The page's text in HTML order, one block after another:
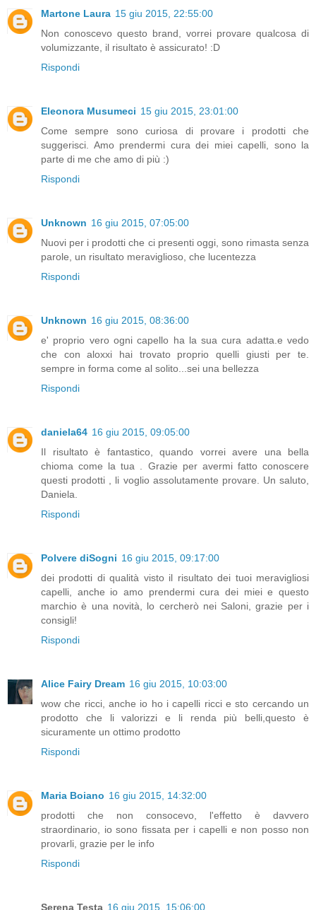
Martone Laura 15 giu 2015, 22:55:00
Non conoscevo questo brand, vorrei provare qualcosa di
volumizzante, il risultato è assicurato! :D
Rispondi
Eleonora Musumeci 15 giu 2015, 23:01:00
Come sempre sono curiosa di provare i prodotti che
suggerisci. Amo prendermi cura dei miei capelli, sono la
parte di me che amo di più :)
Rispondi
Unknown 16 giu 2015, 07:05:00
Nuovi per i prodotti che ci presenti oggi, sono rimasta senza
parole, un risultato meraviglioso, che lucentezza
Rispondi
Unknown 16 giu 2015, 08:36:00
e' proprio vero ogni capello ha la sua cura adatta.e vedo
che con aloxxi hai trovato proprio quelli giusti per te.
sempre in forma come al solito...sei una bellezza
Rispondi
daniela64 16 giu 2015, 09:05:00
Il risultato è fantastico, quando vorrei avere una bella
chioma come la tua . Grazie per avermi fatto conoscere
questi prodotti , li voglio assolutamente provare. Un saluto,
Daniela.
Rispondi
Polvere diSogni 16 giu 2015, 09:17:00
dei prodotti di qualità visto il risultato dei tuoi meravigliosi
capelli, anche io amo prendermi cura dei miei e questo
marchio è una novità, lo cercherò nei Saloni, grazie per i
consigli!
Rispondi
Alice Fairy Dream 16 giu 2015, 10:03:00
wow che ricci, anche io ho i capelli ricci e sto cercando un
prodotto che li valorizzi e li renda più belli,questo è
sicuramente un ottimo prodotto
Rispondi
Maria Boiano 16 giu 2015, 14:32:00
prodotti che non consocevo, l'effetto è davvero
straordinario, io sono fissata per i capelli e non posso non
provarli, grazie per le info
Rispondi
Serena Testa 16 giu 2015, 15:06:00